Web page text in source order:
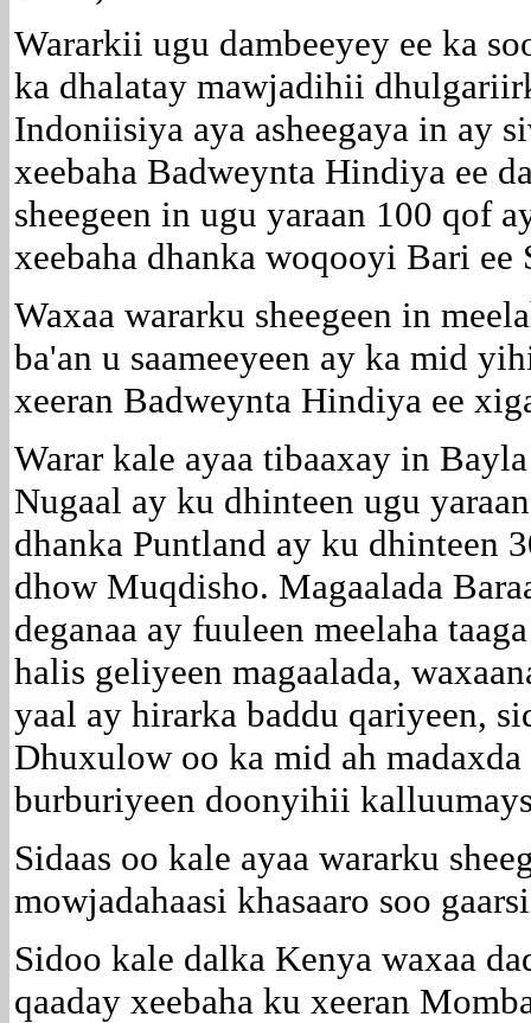
Wararkii ugu dambeeyey ee ka
ka dhalatay mawjadihii
Indoniisiya aya asheegaya in ay
xeebaha Badweynta Hindiya ee
sheegeen in ugu yaraan 100 qof
xeebaha dhanka woqooyi Bari ee
Waxaa wararku sheegeen in
ba'an u saameeyeen ay ka mid
xeeran Badweynta Hindiya ee
Warar kale ayaa tibaaxay in
Nugaal ay ku dhinteen ugu
dhanka Puntland ay ku dhinteen
dhow Muqdisho. Magaalada
deganaa ay fuuleen meelaha
halis geliyeen magaalada,
yaal ay hirarka baddu qariyeen,
Dhuxulow oo ka mid ah
burburiyeen doonyihii
Sidaas oo kale ayaa wararku
mowjadahaasi khasaaro soo
Sidoo kale dalka Kenya waxaa
qaaday xeebaha ku xeeran